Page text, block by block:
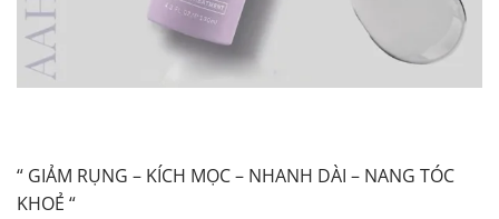
“ GIẢM RỤNG – KÍCH MỌC – NHANH DÀI – NANG TÓC
KHOẺ “